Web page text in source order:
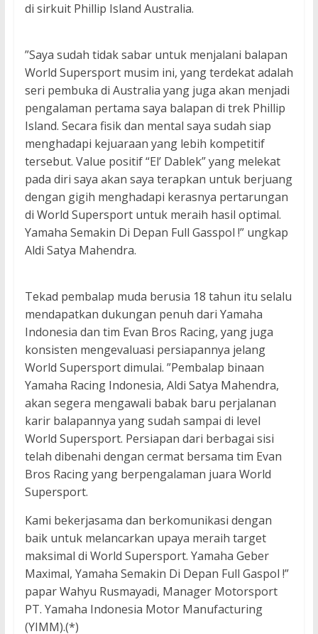
di sirkuit Phillip Island Australia.
”Saya sudah tidak sabar untuk menjalani balapan
World Supersport musim ini, yang terdekat adalah
seri pembuka di Australia yang juga akan menjadi
pengalaman pertama saya balapan di trek Phillip
Island. Secara fisik dan mental saya sudah siap
menghadapi kejuaraan yang lebih kompetitif
tersebut. Value positif “El’ Dablek” yang melekat
pada diri saya akan saya terapkan untuk berjuang
dengan gigih menghadapi kerasnya pertarungan
di World Supersport untuk meraih hasil optimal.
Yamaha Semakin Di Depan Full Gasspol !” ungkap
Aldi Satya Mahendra.
Tekad pembalap muda berusia 18 tahun itu selalu
mendapatkan dukungan penuh dari Yamaha
Indonesia dan tim Evan Bros Racing, yang juga
konsisten mengevaluasi persiapannya jelang
World Supersport dimulai. ”Pembalap binaan
Yamaha Racing Indonesia, Aldi Satya Mahendra,
akan segera mengawali babak baru perjalanan
karir balapannya yang sudah sampai di level
World Supersport. Persiapan dari berbagai sisi
telah dibenahi dengan cermat bersama tim Evan
Bros Racing yang berpengalaman juara World
Supersport.
Kami bekerjasama dan berkomunikasi dengan
baik untuk melancarkan upaya meraih target
maksimal di World Supersport. Yamaha Geber
Maximal, Yamaha Semakin Di Depan Full Gaspol !”
papar Wahyu Rusmayadi, Manager Motorsport
PT. Yamaha Indonesia Motor Manufacturing
(YIMM).(*)